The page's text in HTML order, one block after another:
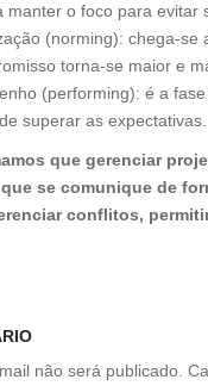
manter o foco para evitar
(norming): chega-se
torna-se maior e
(performing): é a fase
superar as expectativas.
que gerenciar
se comunique de
conflitos,
não será publicado.